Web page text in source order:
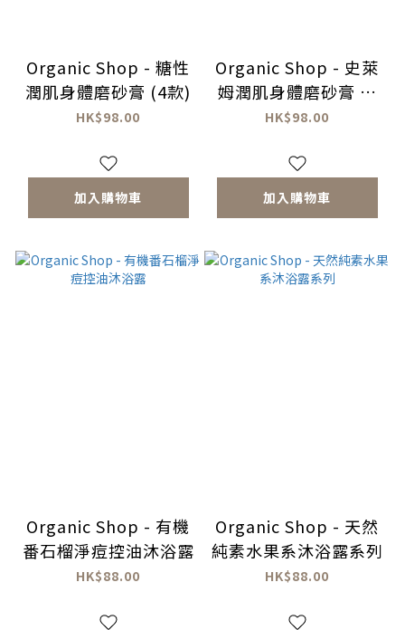
Organic Shop - 糖性
潤肌身體磨砂膏 (4款)
HK$98.00
加入購物車
Organic Shop - 史萊
姆潤肌身體磨砂膏 (2
款)
HK$98.00
加入購物車
Organic Shop - 有機
番石榴淨痘控油沐浴露
HK$88.00
Organic Shop - 天然
純素水果系沐浴露系列
HK$88.00